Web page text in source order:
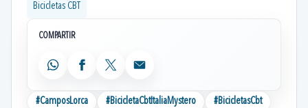
Bicicletas CBT
COMPARTIR
WhatsAppFacebook
X Email
#CamposLorca #BicicletaCbtItaliaMystero #BicicletasCbt